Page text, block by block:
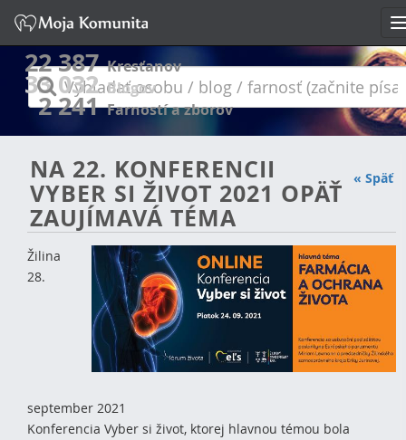
22 387 Kresťanov
33 032 Blogov
2 241 Farností a zborov
Vyhľadať
osobu
/
blog
/
farnosť
(začnite
písať)
« Späť
NA 22. KONFERENCII
VYBER SI ŽIVOT 2021 OPÄŤ
ZAUJÍMAVÁ TÉMA
Žilina
28.
september 2021
Konferencia Vyber si život, ktorej hlavnou témou bola